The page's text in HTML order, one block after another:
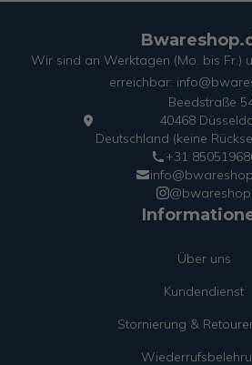
Wir sind an Werktagen (Mo. bis Fr.)
erreichbar:
Beedstraße
40468
Deutschland (keine
+31
@bwareshop
Über uns
Kundendienst
Stornierung &